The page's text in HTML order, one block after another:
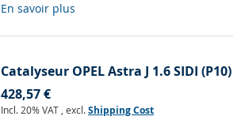
En savoir plus
Catalyseur OPEL Astra J 1.6 SIDI (P10)
428,57 €
Incl. 20% VAT , excl.Shipping Cost